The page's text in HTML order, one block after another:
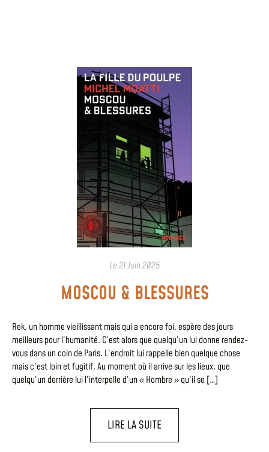
Le21 Juin 2025
MOSCOU & BLESSURES
Rek, un homme vieillissant mais qui a encore foi, espère des jours
meilleurs pour l’humanité. C’est alors que quelqu’un lui donne rendez-
vous dans un coin de Paris. L’endroit lui rappelle bien quelque chose
mais c’est loin et fugitif. Au moment où il arrive sur les lieux, que
quelqu’un derrière lui l’interpelle d’un « Hombre » qu’il se […]
LIRE LA SUITE